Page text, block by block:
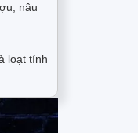
nâu
loạt tính